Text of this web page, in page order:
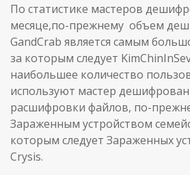
По статистике мастеров
месяце,по-прежнему объем
GandCrab является самым
за которым следует
наибольшее количество
используют мастер
расшифровки файлов, по-
Зараженным устройством
которым следует Зараженных
Crysis.